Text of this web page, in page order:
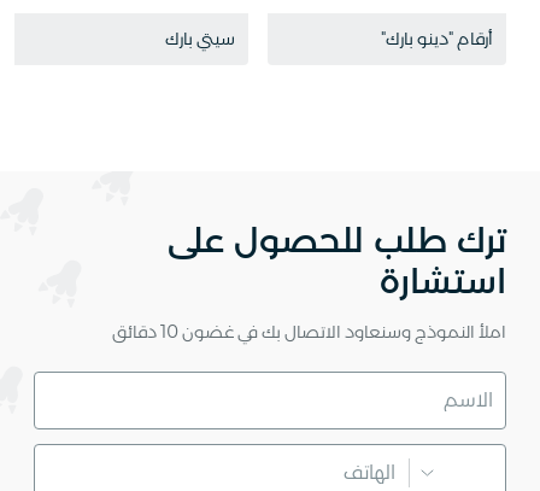
أرقام "دينو بارك" سيتي بارك
ترك طلب للحصول على
استشارة
املأ النموذج وسنعاود الاتصال بك في غضون 10 دقائق